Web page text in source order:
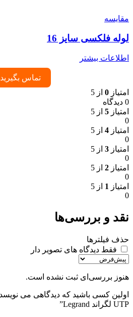
مقایسه
لوله فلکسی سایز 16
اطلاعات بیشتر
تماس بگیرید
امتیاز 0 از 5
0 دیدگاه
امتیاز 5 از 5
0
امتیاز 4 از 5
0
امتیاز 3 از 5
0
امتیاز 2 از 5
0
امتیاز 1 از 5
0
نقد و بررسی‌ها
حذف فیلترها
فقط دیدگاه های تصویر دار
هنوز بررسی‌ای ثبت نشده است.
UTP لگراند Legrand”